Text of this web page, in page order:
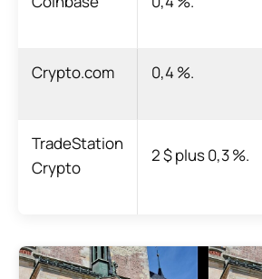
Crypto.com 0,4 %.
TradeStation
Crypto
2 $ plus 0,3 %.